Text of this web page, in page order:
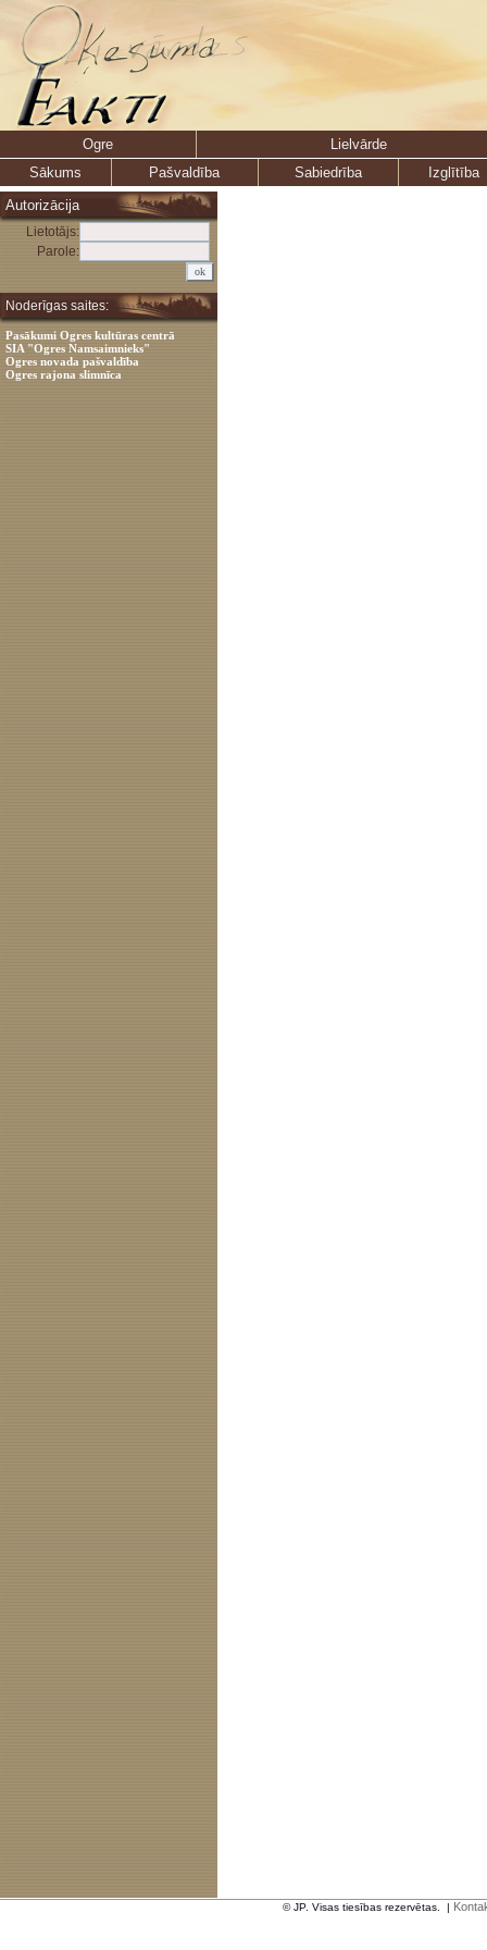
Ogre
Lielvārde
Sākums
Pašvaldība Sabiedrība
Izglītība
Autorizācija
Lietotājs:
Parole:
Noderīgas saites:
Pasākumi Ogres kultūras centrā
SIA "Ogres Namsaimnieks"
Ogres novada pašvaldība
Ogres rajona slimnīca
© JP. Visas tiesības rezervētas. |